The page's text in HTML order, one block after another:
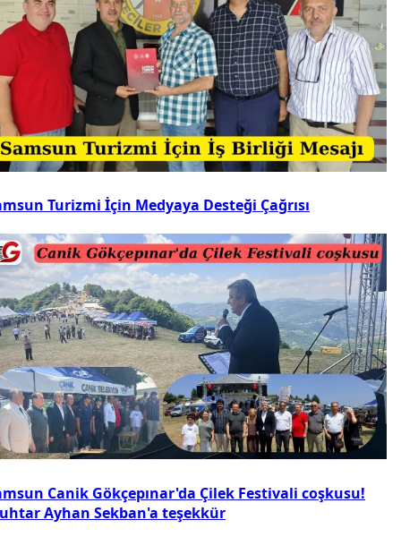
Turizmi İçin Medyaya Desteği Çağrısı
Canik Gökçepınar'da Çilek Festivali coşkusu!
Ayhan Sekban'a teşekkür